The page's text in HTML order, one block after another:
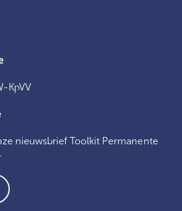
KpVV
nieuwsbrief Toolkit Permanente